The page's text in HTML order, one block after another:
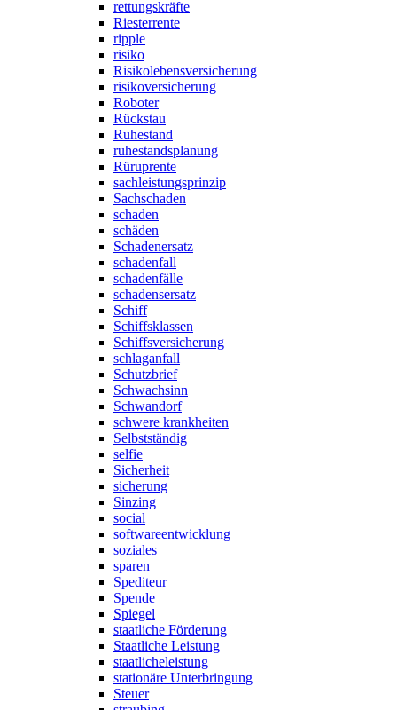
rettungskräfte
Riesterrente
ripple
risiko
Risikolebensversicherung
risikoversicherung
Roboter
Rückstau
Ruhestand
ruhestandsplanung
Rüruprente
sachleistungsprinzip
Sachschaden
schaden
schäden
Schadenersatz
schadenfall
schadenfälle
schadensersatz
Schiff
Schiffsklassen
Schiffsversicherung
schlaganfall
Schutzbrief
Schwachsinn
Schwandorf
schwere krankheiten
Selbstständig
selfie
Sicherheit
sicherung
Sinzing
social
softwareentwicklung
soziales
sparen
Spediteur
Spende
Spiegel
staatliche Förderung
Staatliche Leistung
staatlicheleistung
stationäre Unterbringung
Steuer